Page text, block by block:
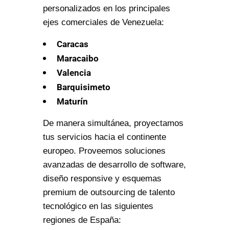
personalizados en los principales
ejes comerciales de Venezuela:
Caracas
Maracaibo
Valencia
Barquisimeto
Maturín
De manera simultánea, proyectamos
tus servicios hacia el continente
europeo. Proveemos soluciones
avanzadas de desarrollo de software,
diseño responsive y esquemas
premium de outsourcing de talento
tecnológico en las siguientes
regiones de España: